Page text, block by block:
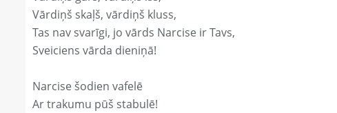
Vārdiņš skaļš, vārdiņš kluss,
Tas nav svarīgi, jo vārds Narcise ir Tavs,
Sveiciens vārda dieniņā!
Narcise šodien vafelē
Ar trakumu pūš stabulē!